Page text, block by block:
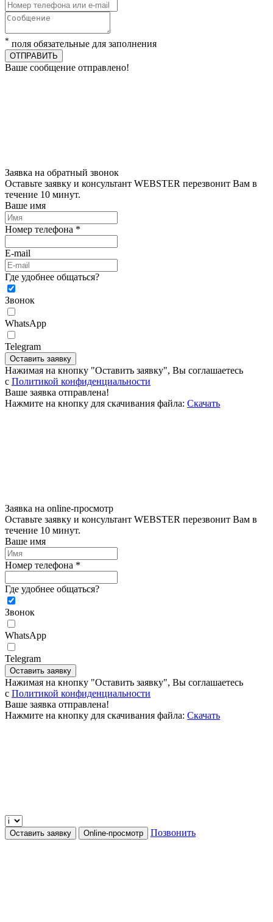
* поля обязательные для заполнения
ОТПРАВИТЬ
Ваше сообщение отправлено!
Заявка на обратный звонок
Оставьте заявку и консультант WEBSTER перезвонит Вам в
течение 10 минут.
Ваше имя
Номер телефона *
E-mail
Где удобнее общаться?
Звонок
WhatsApp
Telegram
Оставить заявку
Нажимая на кнопку "Оставить заявку", Вы соглашаетесь
c Политикой конфиденциальности
Ваше заявка отправлена!
Нажмите на кнопку для скачивания файла: Скачать
Заявка на online-просмотр
Оставьте заявку и консультант WEBSTER перезвонит Вам в
течение 10 минут.
Ваше имя
Номер телефона *
Где удобнее общаться?
Звонок
WhatsApp
Telegram
Оставить заявку
Нажимая на кнопку "Оставить заявку", Вы соглашаетесь
c Политикой конфиденциальности
Ваше заявка отправлена!
Нажмите на кнопку для скачивания файла: Скачать
Оставить заявку Online-просмотр Позвонить